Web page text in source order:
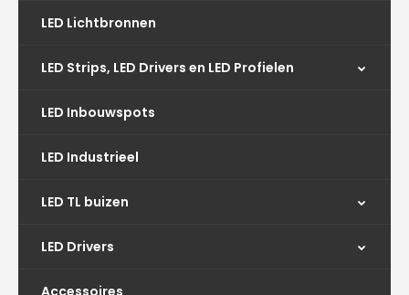
LED Lichtbronnen
LED Strips, LED Drivers en LED Profielen
LED Inbouwspots
LED Industrieel
LED TL buizen
LED Drivers
Accessoires